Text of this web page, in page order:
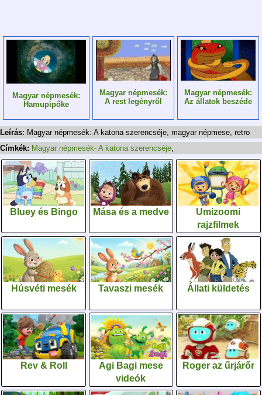
Magyar népmesék:
Hamupipőke
Magyar népmesék:
A rest legényről
Magyar népmesék:
Az állatok beszéde
Leírás: Magyar népmesék: A katona szerencséje, magyar népmese, retro
Címkék: Magyar népmesék- A katona szerencséje,
Bluey és Bingo Mása és a medve
Umizoomi
rajzfilmek
Húsvéti mesék Tavaszi mesék Állati küldetés
Rev & Roll
Agi Bagi mese
videók
Roger az űrjárőr